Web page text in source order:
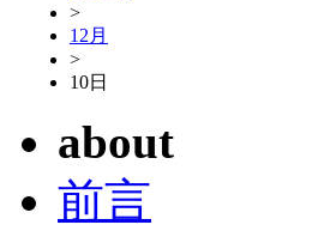
>
12月
>
10日
about
前言